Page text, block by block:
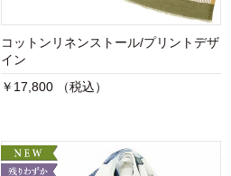
コットンリネンストール/プリントデザ
イン
￥17,800 （税込）